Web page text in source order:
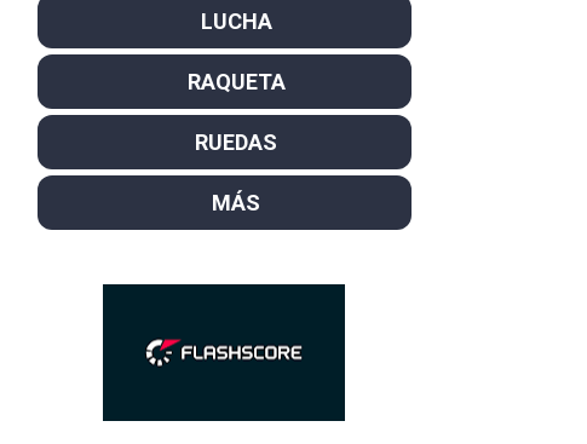
campeón del mundo. Bronces para David Llorente y Miren
los más laureados
del año como campeón
LUCHA
RAQUETA
RUEDAS
MÁS